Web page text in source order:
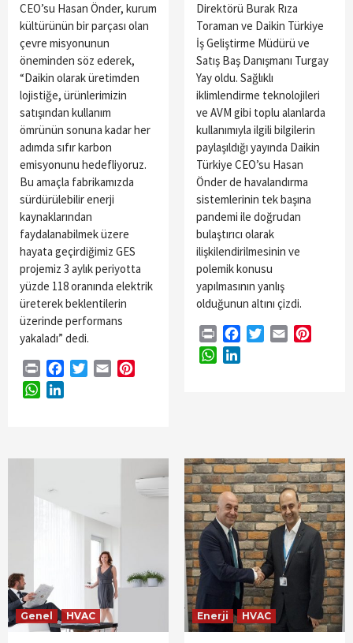
CEO’su Hasan Önder, kurum
kültürünün bir parçası olan
çevre misyonunun
öneminden söz ederek,
“Daikin olarak üretimden
lojistiğe, ürünlerimizin
satışından kullanım
ömrünün sonuna kadar her
adımda sıfır karbon
emisyonunu hedefliyoruz.
Bu amaçla fabrikamızda
sürdürülebilir enerji
kaynaklarından
faydalanabilmek üzere
hayata geçirdiğimiz GES
projemiz 3 aylık periyotta
yüzde 118 oranında elektrik
üreterek beklentilerin
üzerinde performans
yakaladı” dedi.
Print FacebookTwitterEmail
WhatsApp
Direktörü Burak Rıza
Toraman ve Daikin Türkiye
İş Geliştirme Müdürü ve
Satış Baş Danışmanı Turgay
Yay oldu. Sağlıklı
iklimlendirme teknolojileri
ve AVM gibi toplu alanlarda
kullanımıyla ilgili bilgilerin
paylaşıldığı yayında Daikin
Türkiye CEO’su Hasan
Önder de havalandırma
sistemlerinin tek başına
pandemi ile doğrudan
bulaştırıcı olarak
ilişkilendirilmesinin ve
polemik konusu
yapılmasının yanlış
olduğunun altını çizdi.
Print FacebookTwitterEmail
WhatsApp
Genel HVAC Enerji HVAC